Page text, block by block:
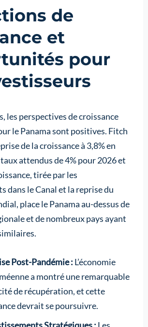
de
et
pour
les perspectives de croissance
le Panama sont positives. Fitch
de la croissance à 3,8% en
attendus de 4% pour 2026 et
tirée par les
dans le Canal et la reprise du
place le Panama au-dessus de
et de nombreux pays ayant
Post-Pandémie : L’économie
a montré une remarquable
de récupération, et cette
devrait se poursuivre.